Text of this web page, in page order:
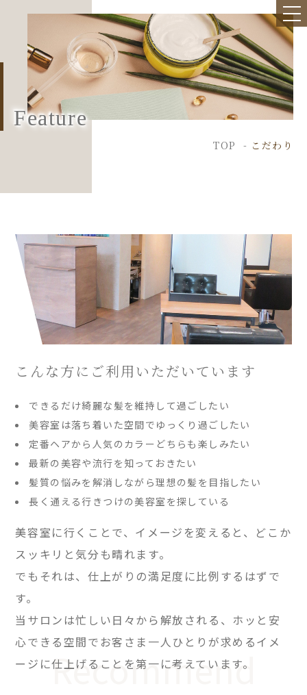
Feature
TOP こだわり
こんな方にご利用いただいています
できるだけ綺麗な髪を維持して過ごしたい
美容室は落ち着いた空間でゆっくり過ごしたい
定番ヘアから人気のカラーどちらも楽しみたい
最新の美容や流行を知っておきたい
髪質の悩みを解消しながら理想の髪を目指したい
長く通える行きつけの美容室を探している
美容室に行くことで、イメージを変えると、どこか
スッキリと気分も晴れます。
でもそれは、仕上がりの満足度に比例するはずで
す。
当サロンは忙しい日々から解放される、ホッと安
心できる空間でお客さま一人ひとりが求めるイメ
ージに仕上げることを第一に考えています。
Recommend